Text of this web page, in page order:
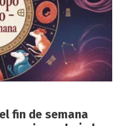
fin de semana